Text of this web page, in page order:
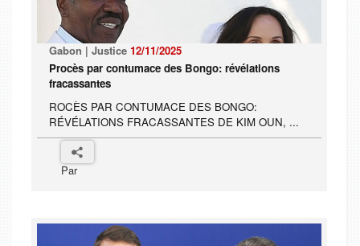
Gabon | Justice 12/11/2025
Procès par contumace des Bongo: révélations
fracassantes
ROCÈS PAR CONTUMACE DES BONGO:
RÉVÉLATIONS FRACASSANTES DE KIM OUN, ...
Par